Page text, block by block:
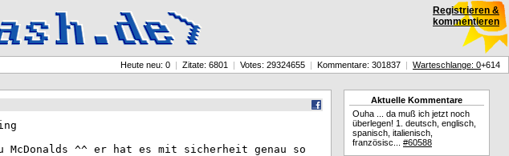
Heute neu: 0 | Zitate: 6801 | Votes: 29324655 | Kommentare: 301837 | Warteschlange: 0+614
^^ er hat es mit sicherheit genau so
Aktuelle Kommentare
Ouha ... da muß ich jetzt noch
überlegen! 1. deutsch, englisch,
spanisch, italienisch,
französisc... #60588
Registrieren &
kommentieren